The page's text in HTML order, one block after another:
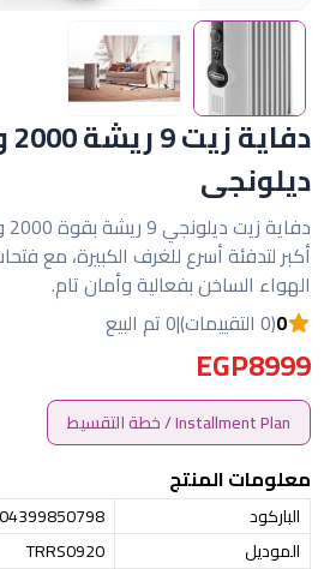
ديلونجى
أكبر لتدفئة أسرع للغرف الكبيرة، مع
الهواء الساخن بفعالية وأمان تام.
0(0 التقييمات) |0 تم البيع
EGP8999
Installment Plan / خطة التقسيط
معلومات المنتج
الباركود
الموديل
TRRS0920